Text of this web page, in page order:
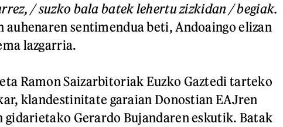
/ suzko bala batek lehertu zizkidan / begiak.
auhenaren sentimendua beti, Andoaingo elizan
lazgarria.
Ramon Saizarbitoriak Euzko Gaztedi tarteko
klandestinitate garaian Donostian EAJren
gidarietako Gerardo Bujandaren eskutik. Batak